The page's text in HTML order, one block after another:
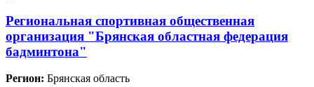
Региональная спортивная общественная
организация "Брянская областная федерация
бадминтона"
Регион: Брянская область